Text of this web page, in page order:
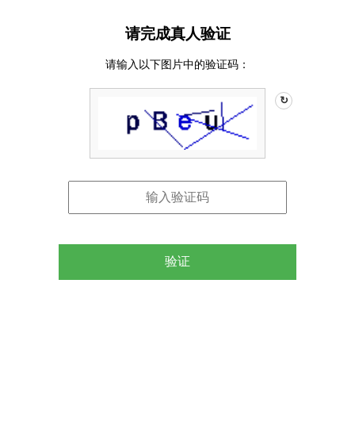
请完成真人验证
请输入以下图片中的验证码：
↻
验证